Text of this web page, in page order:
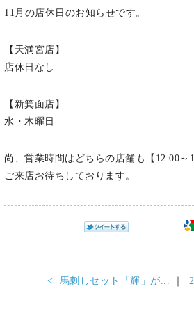
11月の店休日のお知らせです。
【天満宮店】
店休日なし
【新箕面店】
水・木曜日
尚、営業時間はどちらの店舗も【12:00～
ご来店お待ちしております。
< 馬刺しセット「輝」が...